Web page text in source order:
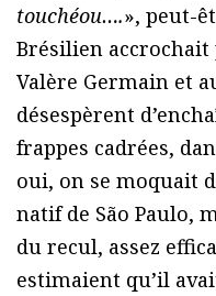
touchéou….», peut-
Brésilien accrochait
Valère Germain et
désespèrent
frappes cadrées,
oui, on se moquait
natif de São Paulo,
du recul, assez
estimaient qu’il